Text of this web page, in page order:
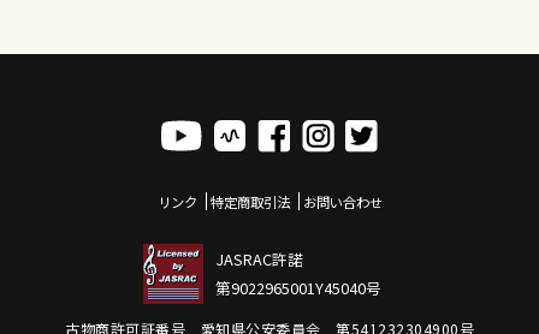
リンク 特定商取引法 お問い合わせ
JASRAC許諾
第9022965001Y45040号
古物商許可証番号 愛知県公安委員会 第541232304900号